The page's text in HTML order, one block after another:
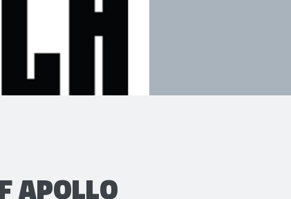
APOLLO